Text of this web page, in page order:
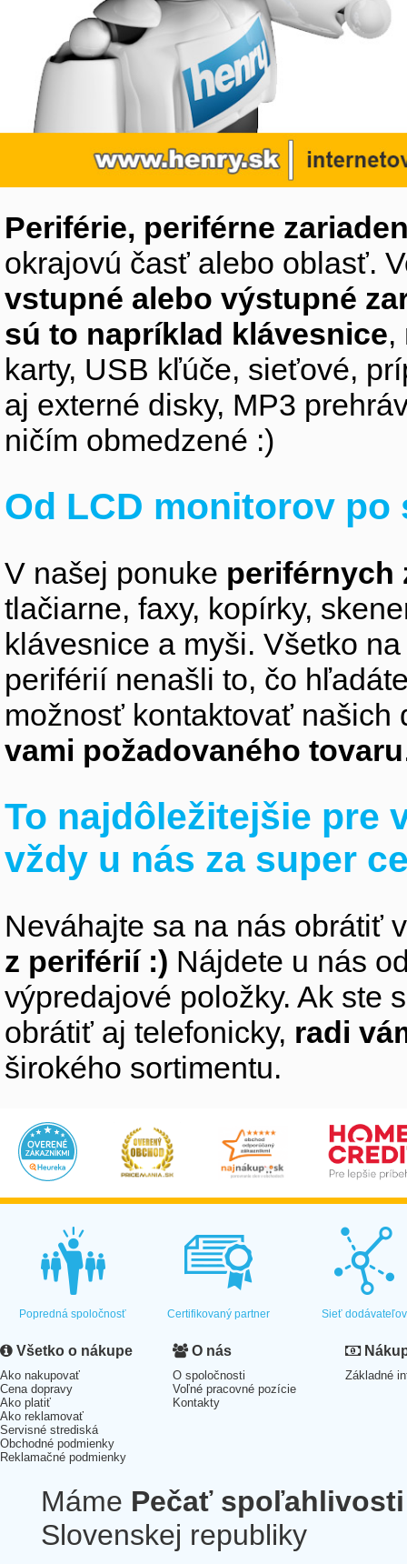
Periférie, periférne
okrajovú časť alebo oblasť.
vstupné alebo výstupné
sú to napríklad klávesnice,
karty, USB kľúče, sieťové,
aj externé disky, MP3
ničím obmedzené :)
Od LCD monitorov
V našej ponuke periférnych
tlačiarne, faxy, kopírky,
klávesnice a myši. Všetko
periférií nenašli to, čo
možnosť kontaktovať
vami požadovaného tovaru
To najdôležitejšie pre
vždy u nás za super
Neváhajte sa na nás obrátiť
z periférií :) Nájdete u nás
výpredajové položky. Ak ste
obrátiť aj telefonicky, radi
širokého sortimentu.
Popredná spoločnosť Certifikovaný partner Sieť dodávateľov
Všetko o nákupe
Ako nakupovať
Cena dopravy
Ako platiť
Ako reklamovať
Servisné strediská
Obchodné podmienky
Reklamačné podmienky
O nás
O spoločnosti
Voľné pracovné pozície
Kontakty
Základné
Máme Pečať spoľahlivosti
Slovenskej republiky